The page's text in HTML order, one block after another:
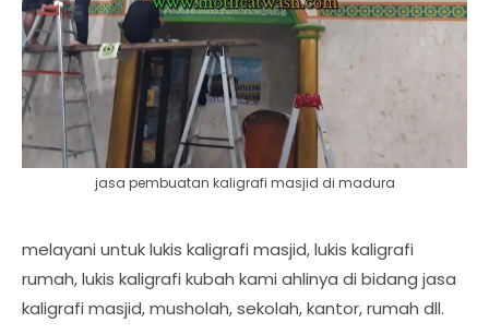
jasa pembuatan kaligrafi masjid di madura
melayani untuk lukis kaligrafi masjid, lukis kaligrafi
rumah, lukis kaligrafi kubah kami ahlinya di bidang jasa
kaligrafi masjid, musholah, sekolah, kantor, rumah dll.